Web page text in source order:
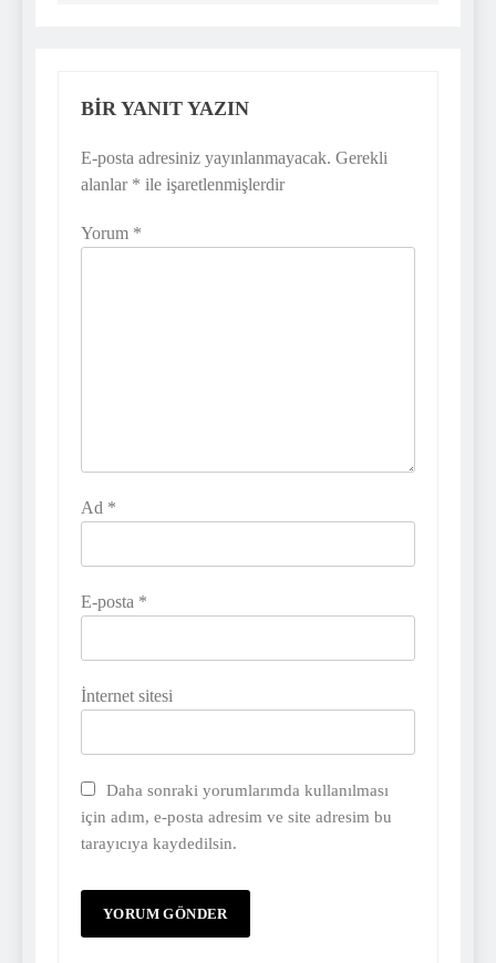
BIR YANIT YAZIN
E-posta adresiniz yayınlanmayacak. Gerekli
alanlar * ile işaretlenmişlerdir
Yorum *
Ad *
E-posta *
İnternet sitesi
Daha sonraki yorumlarımda kullanılması
için adım, e-posta adresim ve site adresim bu
tarayıcıya kaydedilsin.